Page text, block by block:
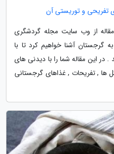
تفریحی و توریستی آن
از وب سایت مجله گردشگری
گرجستان آشنا خواهیم کرد تا با
این مقاله شما را با دیدنی های
ها , تفریحات , غذاهای گرجستانی